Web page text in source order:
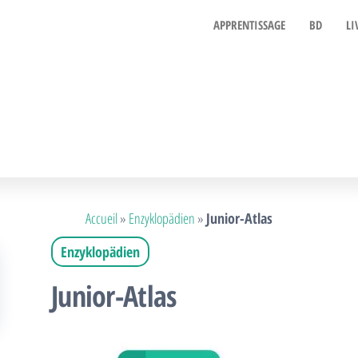
APPRENTISSAGE BD
Accueil» Enzyklopädien » Junior-Atlas
Enzyklopädien
Junior-Atlas